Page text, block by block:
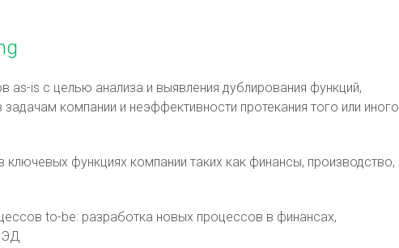
as-is с целью анализа и выявления дублирования функций,
компании и неэффективности протекания того или иного
ключевых функциях компании таких как финансы, производство,
to-be: разработка новых процессов в финансах,